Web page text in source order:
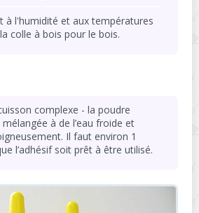
à l'humidité et aux températures
colle à bois pour le bois.
complexe - la poudre
à de l’eau froide et
Il faut environ 1
l’adhésif soit prêt à être utilisé.